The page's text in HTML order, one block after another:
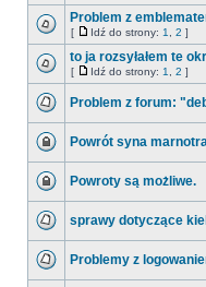
Problem z
[ Idź do strony: 1 2 ]
to ja rozsyłałem te
[ Idź do strony: 1 2 ]
Problem z forum:
Powrót syna
Powroty są możliwe.
sprawy dotyczące
Problemy z